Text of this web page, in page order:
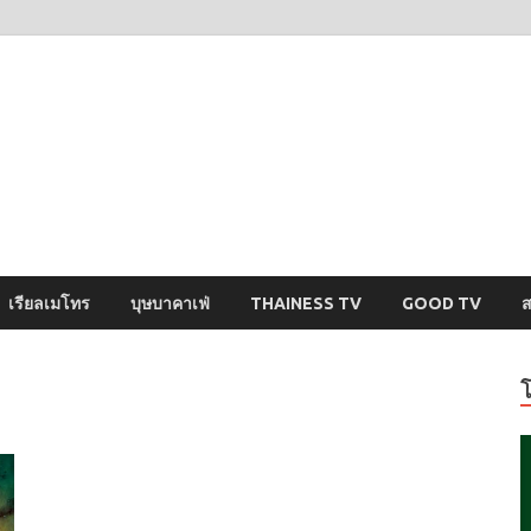
เรียลเมโทร บุษบาคาเฟ่ THAINESS TV GOOD TV